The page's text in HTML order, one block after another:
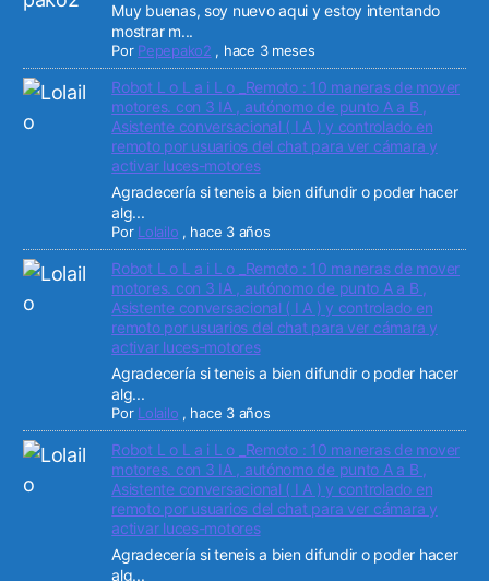
Muy buenas, soy nuevo aqui y estoy intentando
mostrar m...
Por Pepepako2 , hace 3 meses
Robot L o L a i L o _Remoto : 10 maneras de mover
motores. con 3 IA , autónomo de punto A a B ,
Asistente conversacional ( I A ) y controlado en
remoto por usuarios del chat para ver cámara y
activar luces-motores
Agradecería si teneis a bien difundir o poder hacer
alg...
Por Lolailo , hace 3 años
Robot L o L a i L o _Remoto : 10 maneras de mover
motores. con 3 IA , autónomo de punto A a B ,
Asistente conversacional ( I A ) y controlado en
remoto por usuarios del chat para ver cámara y
activar luces-motores
Agradecería si teneis a bien difundir o poder hacer
alg...
Por Lolailo , hace 3 años
Robot L o L a i L o _Remoto : 10 maneras de mover
motores. con 3 IA , autónomo de punto A a B ,
Asistente conversacional ( I A ) y controlado en
remoto por usuarios del chat para ver cámara y
activar luces-motores
Agradecería si teneis a bien difundir o poder hacer
alg...